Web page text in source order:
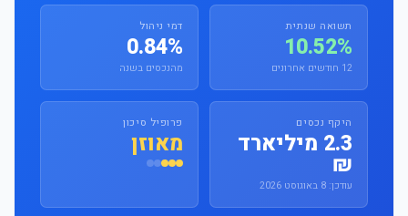
תשואה שנתית
10.52%
12 חודשים אחרונים
דמי ניהול
0.84%
מהנכסים בשנה
היקף נכסים
2.3 מיליארד
₪
עודכן: 8 באוגוסט 2026
פרופיל סיכון
מאוזן